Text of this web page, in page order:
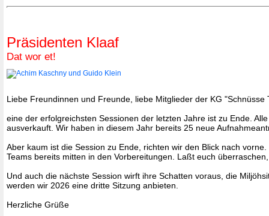
Präsidenten Klaaf
Dat wor et!
Liebe Freundinnen und Freunde, liebe Mitglieder der KG "Schnüsse
eine der erfolgreichsten Sessionen der letzten Jahre ist zu Ende.
ausverkauft. Wir haben in diesem Jahr bereits 25 neue
Aber kaum ist die Session zu Ende, richten wir den Blick nach
Teams bereits mitten in den Vorbereitungen. Laßt euch
Und auch die nächste Session wirft ihre Schatten voraus, die
werden wir 2026 eine dritte Sitzung anbieten.
Herzliche Grüße